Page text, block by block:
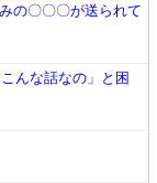
の〇〇〇が送られて
んな話なの」と困